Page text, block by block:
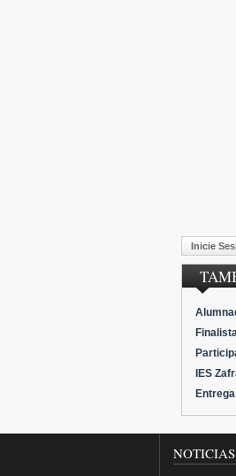
Inicie
IES